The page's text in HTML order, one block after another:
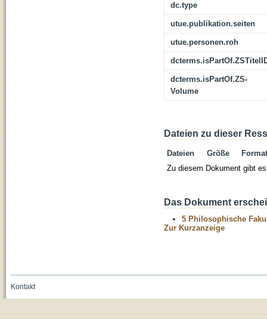
dc.type
utue.publikation.seiten
utue.personen.roh
dcterms.isPartOf.ZS-
Volume
Dateien zu dieser
Dateien Größe
Format
Zu diesem Dokument gibt
Das Dokument
5 Philosophische
Zur Kurzanzeige
Kontakt